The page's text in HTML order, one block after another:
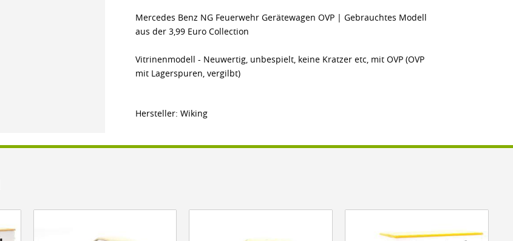
Mercedes Benz NG Feuerwehr Gerätewagen OVP | Gebrauchtes Modell
aus der 3,99 Euro Collection
Vitrinenmodell - Neuwertig, unbespielt, keine Kratzer etc, mit OVP (OVP
mit Lagerspuren, vergilbt)
Hersteller: Wiking